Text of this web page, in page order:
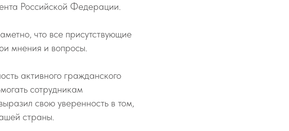
Российской Федерации.
что все присутствующие
мнения и вопросы.
активного гражданского
сотрудникам
свою уверенность в том,
страны.